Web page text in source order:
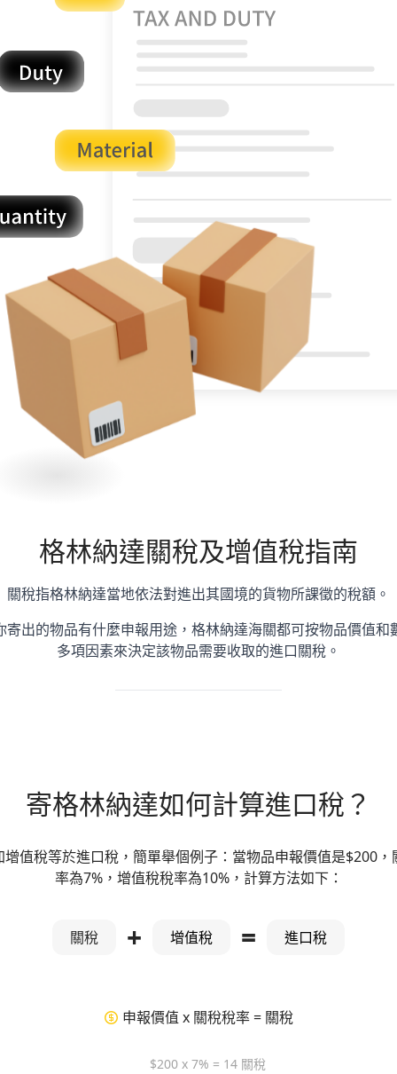
格林納達關稅及增值稅指南
關稅指格林納達當地依法對進出其國境的貨物所課徵的稅額。
寄出的物品有什麼申報用途，格林納達海關都可按物品價值和
多項因素來決定該物品需要收取的進口關稅。
寄格林納達如何計算進口稅？
增值稅等於進口稅，簡單舉個例子：當物品申報價值是$200，
率為7%，增值稅稅率為10%，計算方法如下：
關稅 + 增值稅 = 進口稅
申報價值 x 關稅稅率 = 關稅
$200 x 7% = 14 關稅